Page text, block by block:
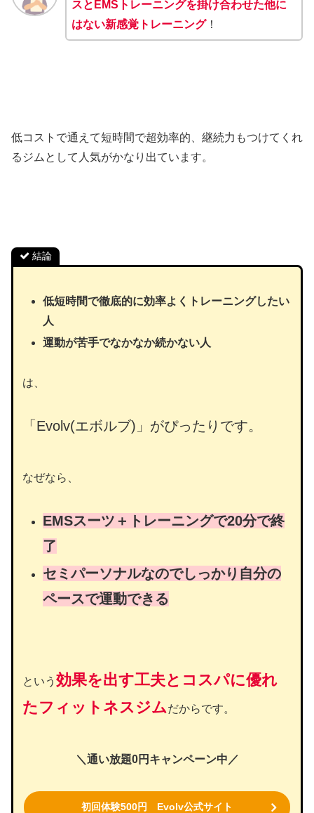
スとEMSトレーニングを掛け合わせた他に
はない新感覚トレーニング！
低コストで通えて短時間で超効率的、継続力もつけてくれ
るジムとして人気がかなり出ています。
結論
低短時間で徹底的に効率よくトレーニングしたい
人
運動が苦手でなかなか続かない人
は、
「Evolv(エボルブ)」がぴったりです。
なぜなら、
EMSスーツ＋トレーニングで20分で終
了
セミパーソナルなのでしっかり自分の
ペースで運動できる
という 効果を出す工夫とコスパに優れ
た フィットネス ジムだからです。
＼通い放題0円キャンペーン中／
初回体験500円 Evolv公式サイト